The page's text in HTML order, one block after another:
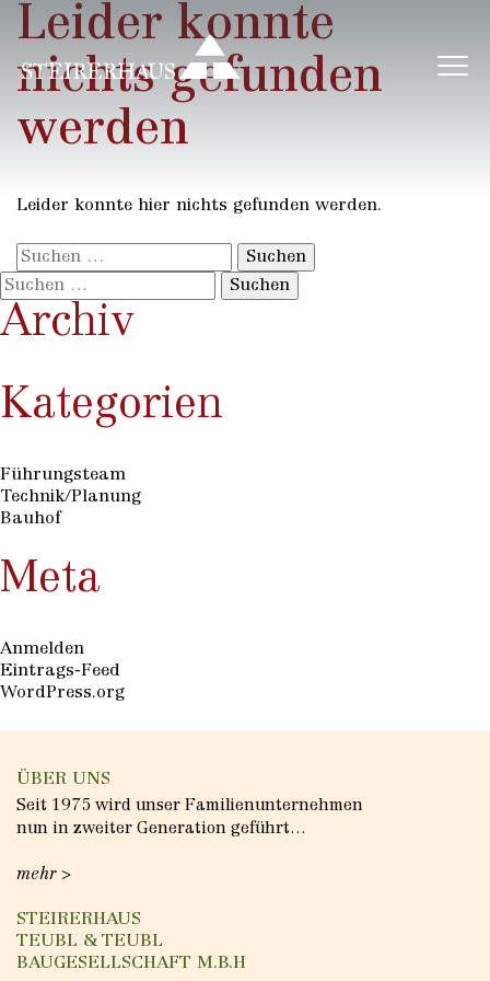
Leider konnte
nichts gefunden
werden
Leider konnte hier nichts gefunden werden.
Suchen
nach:
Suchen
nach:
Archiv
Kategorien
Führungsteam
Technik/Planung
Bauhof
Meta
Anmelden
Eintrags-Feed
WordPress.org
ÜBER UNS
Seit 1975 wird unser Familienunternehmen
nun in zweiter Generation geführt…
mehr >
STEIRERHAUS
TEUBL & TEUBL
BAUGESELLSCHAFT M.B.H